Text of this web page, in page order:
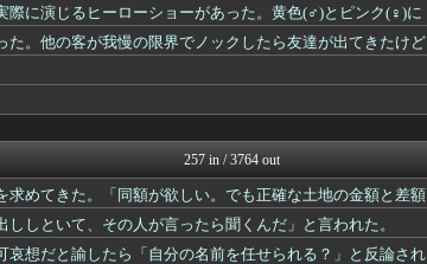
散らされて...
渡る世間はキチばかり - ...
「幸せにな...
素敵な鬼女様
ん「肝心の...
修羅ママ速報
に突撃し...
いと分か...
気団談
の話利用す... 修羅場ハザード -復讐・D...
際に演じるヒーローショーがあった。黄色(♂)とピンク(♀)に
。他の客が我慢の限界でノックしたら友達が出てきたけど
257 in / 3764 out
めてきた。「同額が欲しい。でも正確な土地の金額と差額
しといて、その人が言ったら聞くんだ」と言われた。
想だと諭したら「自分の名前を任せられる？」と反論され